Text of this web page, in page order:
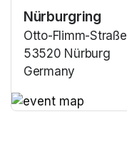
Nürburgring
Otto-Flimm-Straße
53520 Nürburg
Germany